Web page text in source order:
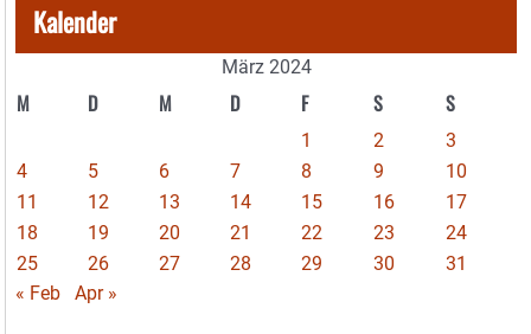
Kalender
März 2024
M D M D F S S
1 2
3
4
5 6 7 8 9
10
11
12 13 14 15 16
17
18
19 20 21 22 23
24
25
26 27 28 29 30
31
« Feb
Apr »